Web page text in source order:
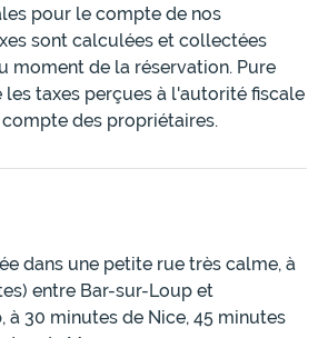
pour le compte de nos
sont calculées et collectées
moment de la réservation. Pure
les taxes perçues à l'autorité fiscale
des propriétaires.
dans une petite rue très calme, à
entre Bar-sur-Loup et
30 minutes de Nice, 45 minutes